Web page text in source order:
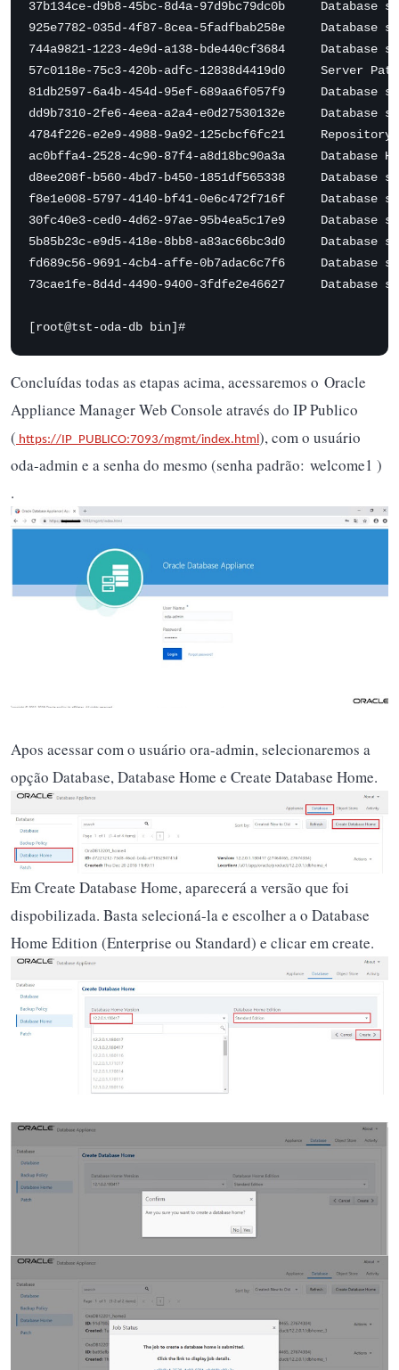
37b134ce-d9b8-45bc-8d4a-97d9bc79dc0b     Database
925e7782-035d-4f87-8cea-5fadfbab258e
744a9821-1223-4e9d-a138-bde440cf3684
57c0118e-75c3-420b-adfc-12838d4419d0
81db2597-6a4b-454d-95ef-689aa6f057f9
dd9b7310-2fe6-4eea-a2a4-e0d27530132e
4784f226-e2e9-4988-9a92-125cbcf6fc21
ac0bffa4-2528-4c90-87f4-a8d18bc90a3a     Database
d8ee208f-b560-4bd7-b450-1851df565338     Database
f8e1e008-5797-4140-bf41-0e6c472f716f
30fc40e3-ced0-4d62-97ae-95b4ea5c17e9
5b85b23c-e9d5-418e-8bb8-a83ac66bc3d0
fd689c56-9691-4cb4-affe-0b7adac6c7f6     Database
73cae1fe-8d4d-4490-9400-3fdfe2e46627
[root@tst-oda-db bin]#
Concluídas todas as etapas acima, acessaremos o Oracle
Appliance Manager Web Console através do IP Publico
( https://IP_PUBLICO:7093/mgmt/index.html ), com o usuário
oda-admin e a senha do mesmo (senha padrão: welcome1 )
.
Apos acessar com o usuário ora-admin, selecionaremos a
opção Database, Database Home e Create Database Home.
Em Create Database Home, aparecerá a versão que foi
dispobilizada. Basta selecioná-la e escolher a o Database
Home Edition (Enterprise ou Standard) e clicar em create.